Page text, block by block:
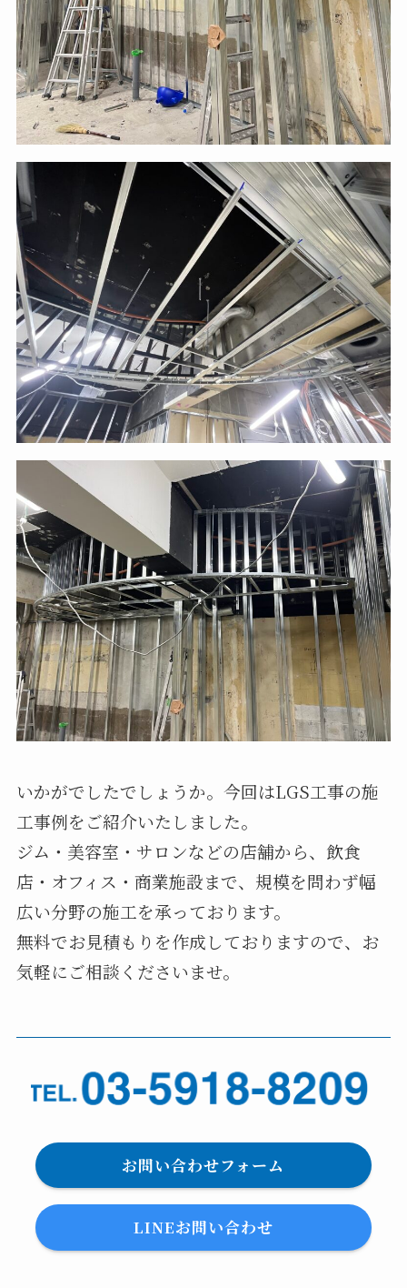
いかがでしたでしょうか。今回はLGS工事の施
工事例をご紹介いたしました。
ジム・美容室・サロンなどの店舗から、飲食
店・オフィス・商業施設まで、規模を問わず幅
広い分野の施工を承っております。
無料でお見積もりを作成しておりますので、お
気軽にご相談くださいませ。
お問い合わせフォーム
LINEお問い合わせ